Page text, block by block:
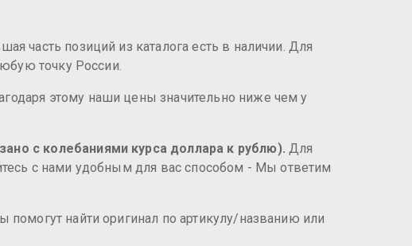
часть позиций из каталога есть в наличии. Для
точку России.
этому наши цены значительно ниже чем у
с колебаниями курса доллара к рублю). Для
с нами удобным для вас способом - Мы ответим
найти оригинал по артикулу/названию или